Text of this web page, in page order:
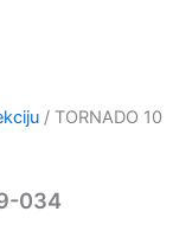
/ TORNADO 10
034